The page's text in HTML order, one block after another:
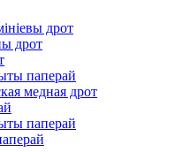
дрот
дрот
паперай
медная дрот
паперай